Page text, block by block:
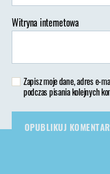
Witryna internetowa
Zapisz moje dane, adres e-
podczas pisania kolejnych